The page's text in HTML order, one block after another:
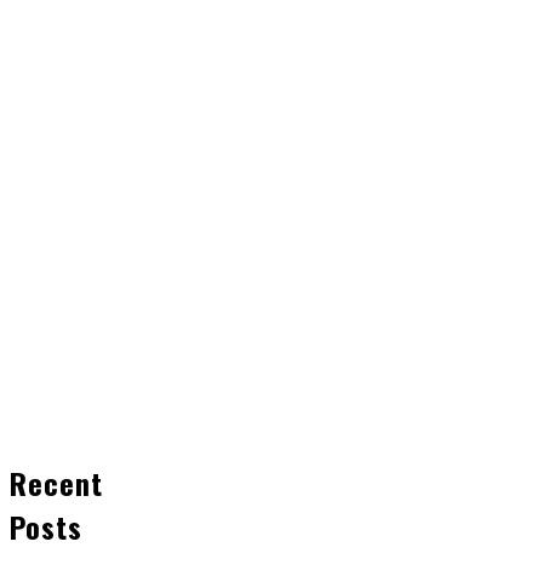
Recent
Posts